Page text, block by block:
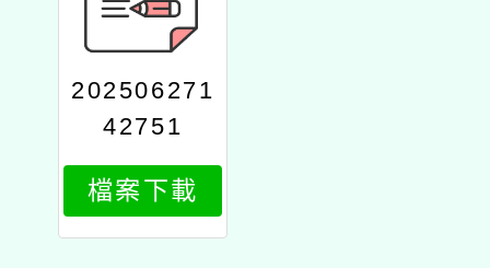
202506271
42751
檔案下載